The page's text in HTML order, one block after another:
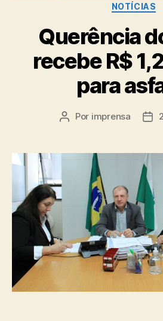
NOTÍCIAS
Querência
recebe R$
para
Autor
Por imprensa